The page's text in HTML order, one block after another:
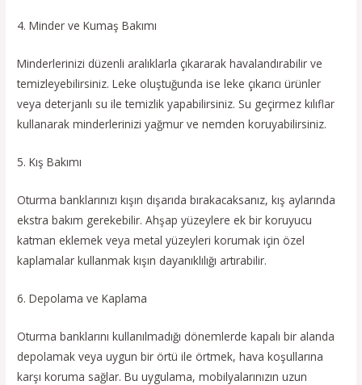
4. Minder ve Kumaş Bakımı
Minderlerinizi düzenli aralıklarla çıkararak havalandırabilir ve
temizleyebilirsiniz. Leke oluştuğunda ise leke çıkarıcı ürünler
veya deterjanlı su ile temizlik yapabilirsiniz. Su geçirmez kılıflar
kullanarak minderlerinizi yağmur ve nemden koruyabilirsiniz.
5. Kış Bakımı
Oturma banklarınızı kışın dışarıda bırakacaksanız, kış aylarında
ekstra bakım gerekebilir. Ahşap yüzeylere ek bir koruyucu
katman eklemek veya metal yüzeyleri korumak için özel
kaplamalar kullanmak kışın dayanıklılığı artırabilir.
6. Depolama ve Kaplama
Oturma banklarını kullanılmadığı dönemlerde kapalı bir alanda
depolamak veya uygun bir örtü ile örtmek, hava koşullarına
karşı koruma sağlar. Bu uygulama, mobilyalarınızın uzun